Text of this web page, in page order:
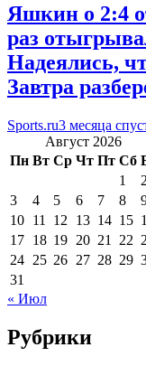
Яшкин о 2:4
раз
Надеялись,
Завтра
Sports.ru3 месяца
Август 2026
Пн Вт Ср Чт Пт Сб
1
2
3
4 5 6 7 8
10 11 12 13 14 15
17 18 19 20 21 22
24 25 26 27 28 29
31
« Июл
Рубрики